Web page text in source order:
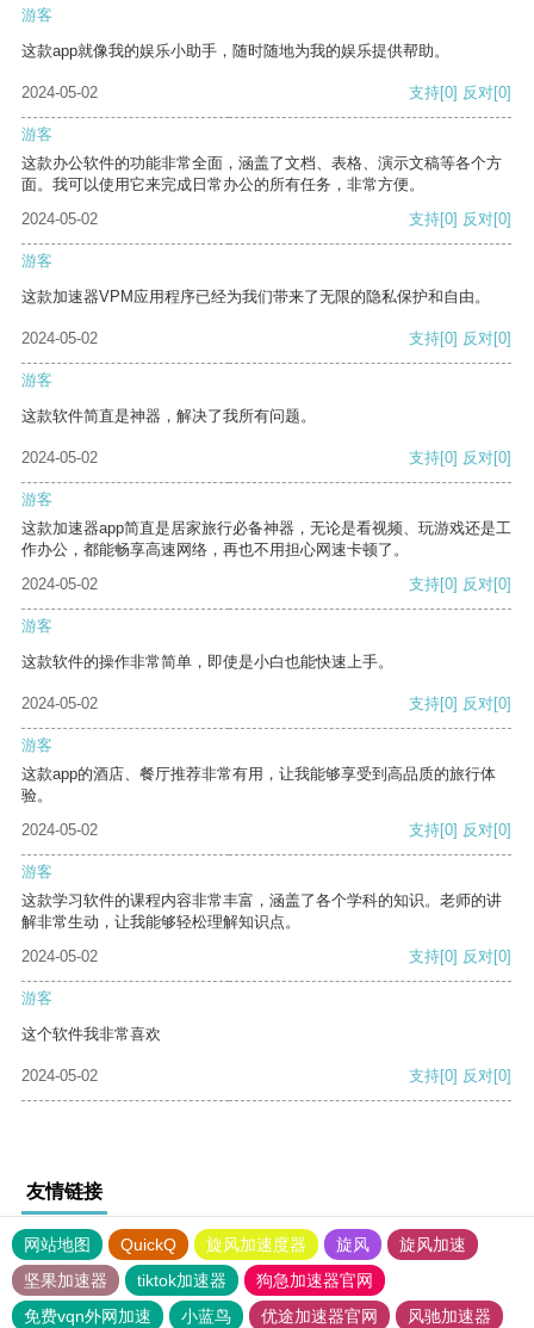
游客
这款app就像我的娱乐小助手，随时随地为我的娱乐提供帮助。
2024-05-02 支持[0] 反对[0]
游客
这款办公软件的功能非常全面，涵盖了文档、表格、演示文稿等各个方
面。我可以使用它来完成日常办公的所有任务，非常方便。
2024-05-02
支持[0] 反对[0]
游客
这款加速器VPM应用程序已经为我们带来了无限的隐私保护和自由。
2024-05-02 支持[0] 反对[0]
游客
这款软件简直是神器，解决了我所有问题。
2024-05-02 支持[0] 反对[0]
游客
这款加速器app简直是居家旅行必备神器，无论是看视频、玩游戏还是工
作办公，都能畅享高速网络，再也不用担心网速卡顿了。
2024-05-02
支持[0] 反对[0]
游客
这款软件的操作非常简单，即使是小白也能快速上手。
2024-05-02 支持[0] 反对[0]
游客
这款app的酒店、餐厅推荐非常有用，让我能够享受到高品质的旅行体
验。
2024-05-02
支持[0] 反对[0]
游客
这款学习软件的课程内容非常丰富，涵盖了各个学科的知识。老师的讲
解非常生动，让我能够轻松理解知识点。
2024-05-02
支持[0] 反对[0]
游客
这个软件我非常喜欢
2024-05-02 支持[0] 反对[0]
友情链接
网站地图 QuickQ 旋风加速度器 旋风
旋风加速
坚果加速器
tiktok加速器
狗急加速器官网
免费vqn外网加速
小蓝鸟 优途加速器官网 风驰加速器